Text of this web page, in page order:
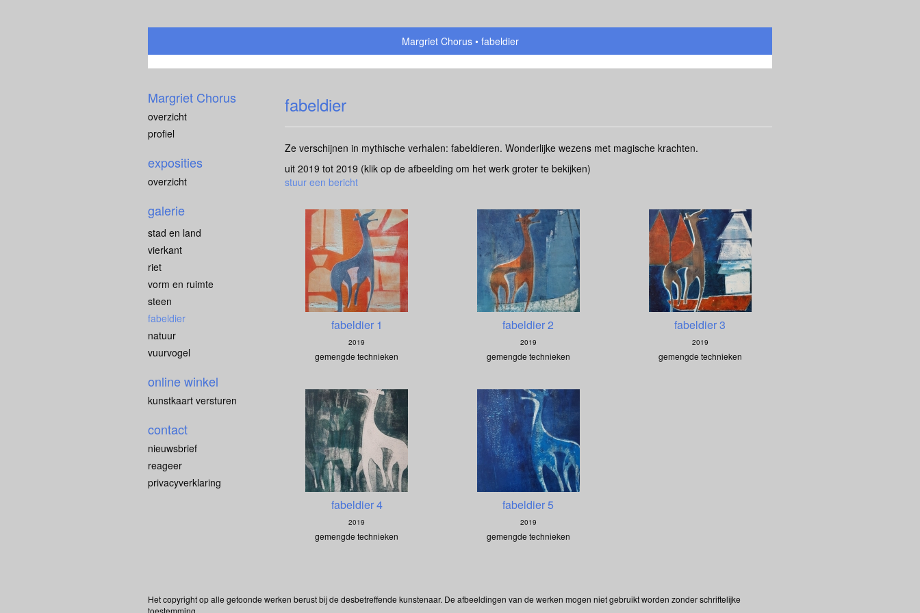
Margriet Chorus fabeldier
fabeldier
Ze verschijnen in mythische verhalen: fabeldieren. Wonderlijke wezens met magische krachten.
uit 2019 tot 2019 (klik op de afbeelding om het werk groter te bekijken)
stuur een bericht
fabeldier 1
2019
gemengde technieken
fabeldier 2
2019
gemengde technieken
fabeldier 3
2019
gemengde technieken
fabeldier 4
2019
gemengde technieken
fabeldier 5
2019
gemengde technieken
Margriet Chorus
overzicht
profiel
exposities
overzicht
galerie
stad en land
vierkant
riet
vorm en ruimte
steen
fabeldier
natuur
vuurvogel
online winkel
kunstkaart versturen
contact
nieuwsbrief
reageer
privacyverklaring
Het copyright op alle getoonde werken berust bij de desbetreffende kunstenaar. De afbeeldingen van de werken mogen niet gebruikt worden zonder schriftelijke
toestemming.